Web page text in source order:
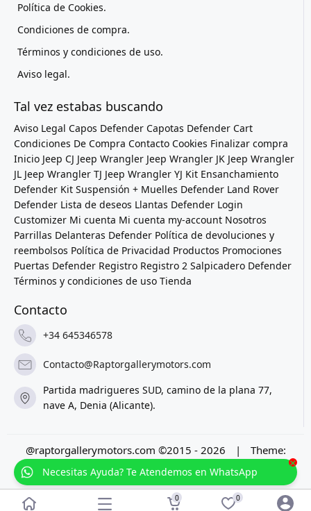
0 0
Necesitas Ayuda? Te Atendemos en WhatsApp
×
Política de Cookies.
Condiciones de compra.
Términos y condiciones de uso.
Aviso legal.
Tal vez estabas buscando
Aviso Legal Capos Defender Capotas Defender Cart
Condiciones De Compra Contacto Cookies Finalizar compra
Inicio Jeep CJ Jeep Wrangler Jeep Wrangler JK Jeep Wrangler
JL Jeep Wrangler TJ Jeep Wrangler YJ Kit Ensanchamiento
Defender Kit Suspensión + Muelles Defender Land Rover
Defender Lista de deseos Llantas Defender Login
Customizer Mi cuenta Mi cuenta my-account Nosotros
Parrillas Delanteras Defender Política de devoluciones y
reembolsos Política de Privacidad Productos Promociones
Puertas Defender Registro Registro 2 Salpicadero Defender
Términos y condiciones de uso Tienda
Contacto
+34 645346578
Contacto@Raptorgallerymotors.com
Partida madrigueres SUD, camino de la plana 77,
nave A, Denia (Alicante).
@raptorgallerymotors.com ©2015 - 2026 |
Theme:
Prosale byfull100ack